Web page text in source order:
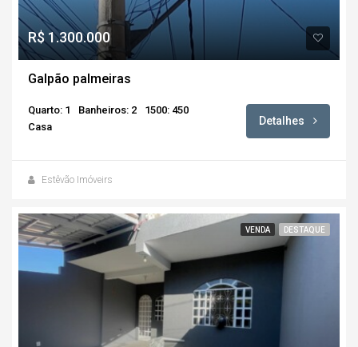
R$ 1.300.000
Galpão palmeiras
Quarto: 1 Banheiros: 2
1500: 450
Casa
Detalhes
Estêvão Imóveirs
VENDA DESTAQUE